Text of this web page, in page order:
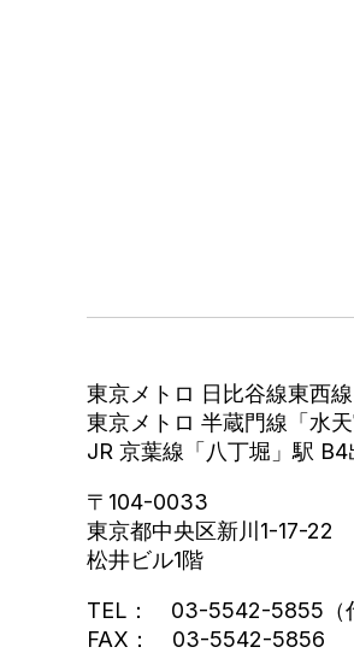
東京メトロ 日比谷線東西
東京メトロ 半蔵門線「水
JR 京葉線「八丁堀」駅
〒104-0033
東京都中央区新川1-17-22
松井ビル1階
TEL： 03-5542-5855（
FAX： 03-5542-5856